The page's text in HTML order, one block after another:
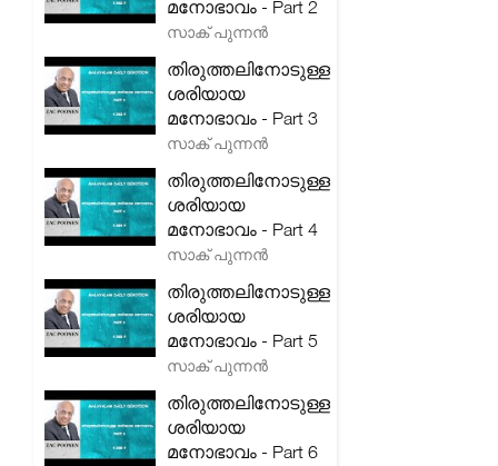
മനോഭാവം - Part 2
സാക് പുന്നൻ
തിരുത്തലിനോടുള്ള
ശരിയായ
മനോഭാവം - Part 3
സാക് പുന്നൻ
തിരുത്തലിനോടുള്ള
ശരിയായ
മനോഭാവം - Part 4
സാക് പുന്നൻ
തിരുത്തലിനോടുള്ള
ശരിയായ
മനോഭാവം - Part 5
സാക് പുന്നൻ
തിരുത്തലിനോടുള്ള
ശരിയായ
മനോഭാവം - Part 6